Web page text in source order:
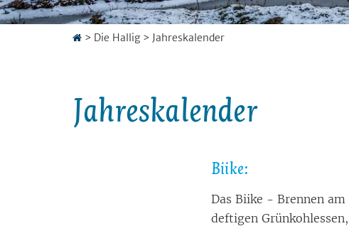
> Die Hallig > Jahreskalender
Jahreskalender
Biike:
Das Biike - Bren­nen
def­ti­gen